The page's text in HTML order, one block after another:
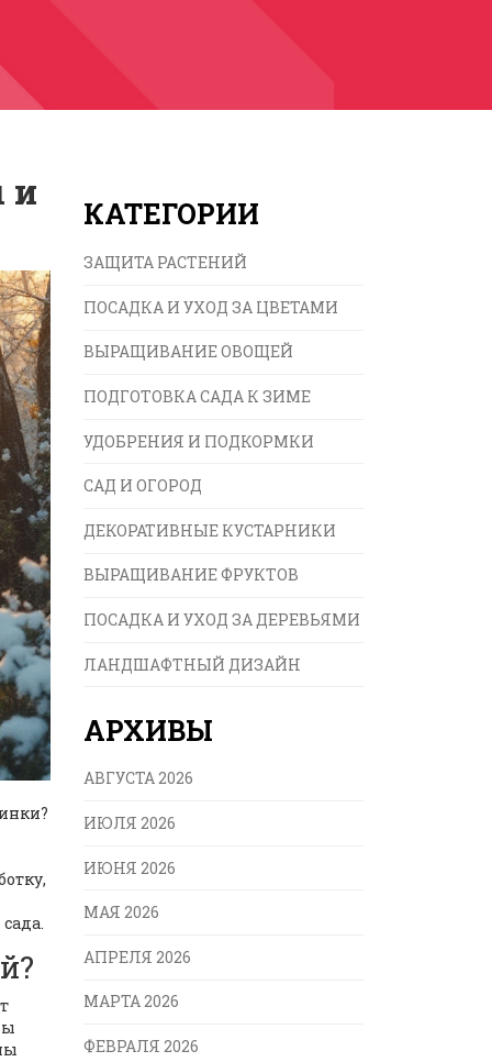
и КАТЕГОРИИ
ЗАЩИТА РАСТЕНИЙ
ПОСАДКА И УХОД ЗА ЦВЕТАМИ
ВЫРАЩИВАНИЕ ОВОЩЕЙ
ПОДГОТОВКА САДА К ЗИМЕ
УДОБРЕНИЯ И ПОДКОРМКИ
САД И ОГОРОД
ДЕКОРАТИВНЫЕ КУСТАРНИКИ
ВЫРАЩИВАНИЕ ФРУКТОВ
ПОСАДКА И УХОД ЗА ДЕРЕВЬЯМИ
ЛАНДШАФТНЫЙ ДИЗАЙН
АРХИВЫ
АВГУСТА 2026
ИЮЛЯ 2026
ИЮНЯ 2026
МАЯ 2026
АПРЕЛЯ 2026
МАРТА 2026
ФЕВРАЛЯ 2026